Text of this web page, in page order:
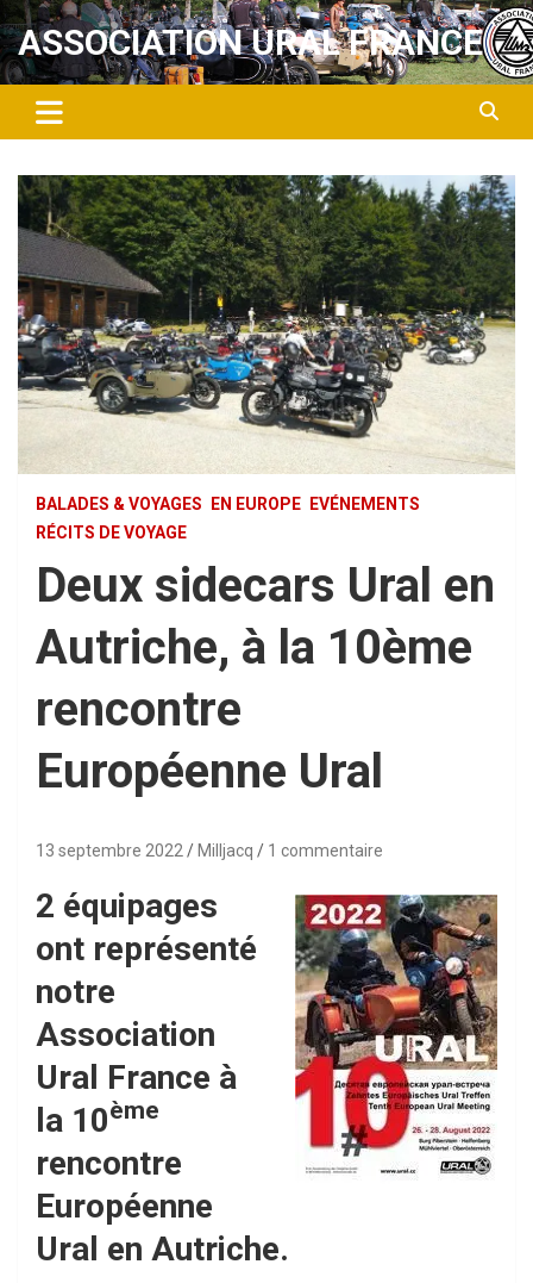
Aller
au
contenu
ASSOCIATION URAL FRANCE
BALADES & VOYAGES EN EUROPE
EVÉNEMENTS
RÉCITS DE VOYAGE
Deux sidecars Ural en
Autriche, à la 10ème
rencontre
Européenne Ural
13 septembre 2022 Milljacq 1 commentaire
2 équipages
ont représenté
notre
Association
Ural France à
la 10ème
rencontre
Européenne
Ural en Autriche.